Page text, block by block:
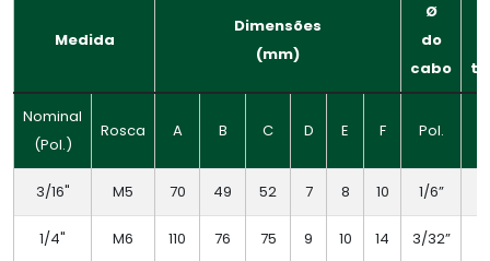
Medida
Dimensões
(mm)
Ø
do
cabo
Nominal
(Pol.)
Rosca A B C D E F Pol.
3/16" M5 70 49 52 7 8 10 1/6”
1/4" M6 110 76 75 9 10 14 3/32”